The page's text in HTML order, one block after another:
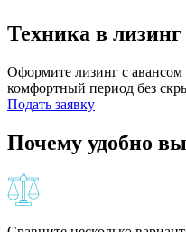
Техника в
Оформите лизинг с авансом
комфортный период без
Подать заявку
Почему удобно